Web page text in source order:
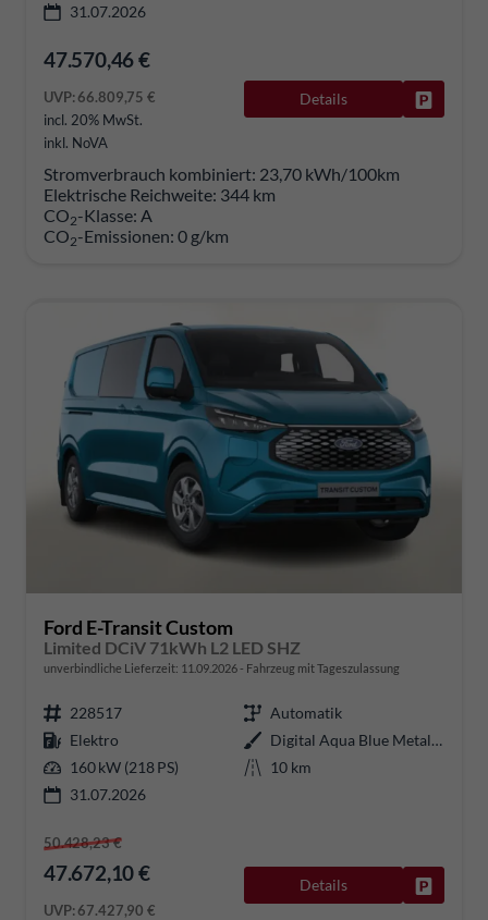
31.07.2026
47.570,46 €
UVP:66.809,75 €
incl. 20% MwSt.
inkl. NoVA
Details
Stromverbrauch kombiniert: 23,70 kWh/100km
Elektrische Reichweite: 344 km
CO2-Klasse: A
CO2-Emissionen: 0 g/km
Ford E-Transit Custom
Limited DCiV 71kWh L2 LED SHZ
unverbindliche Lieferzeit: 11.09.2026 Fahrzeug mit Tageszulassung
228517
Automatik
Elektro
Digital Aqua Blue Metallic
160 kW (218 PS)
10 km
31.07.2026
50.428,23 €
47.672,10 €
UVP:67.427,90 €
Details